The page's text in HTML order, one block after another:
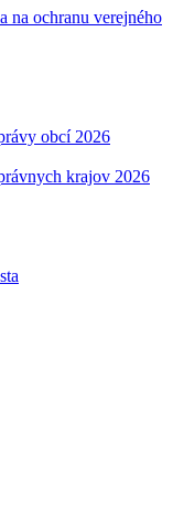
na ochranu verejného
obcí 2026
krajov 2026